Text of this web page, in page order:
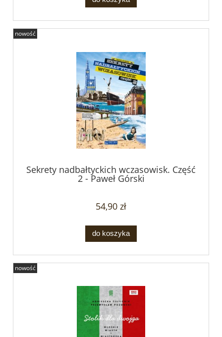
Sekrety nadbałtyckich wczasowisk. Część
2 - Paweł Górski
54,90 zł
do koszyka
nowość
nowość